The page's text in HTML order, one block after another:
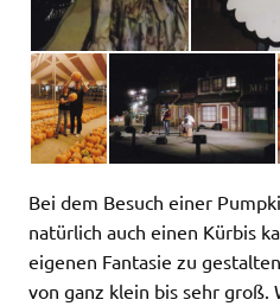
Bei dem Besuch einer
natürlich auch einen Kürbis
eigenen Fantasie zu
von ganz klein bis sehr groß.